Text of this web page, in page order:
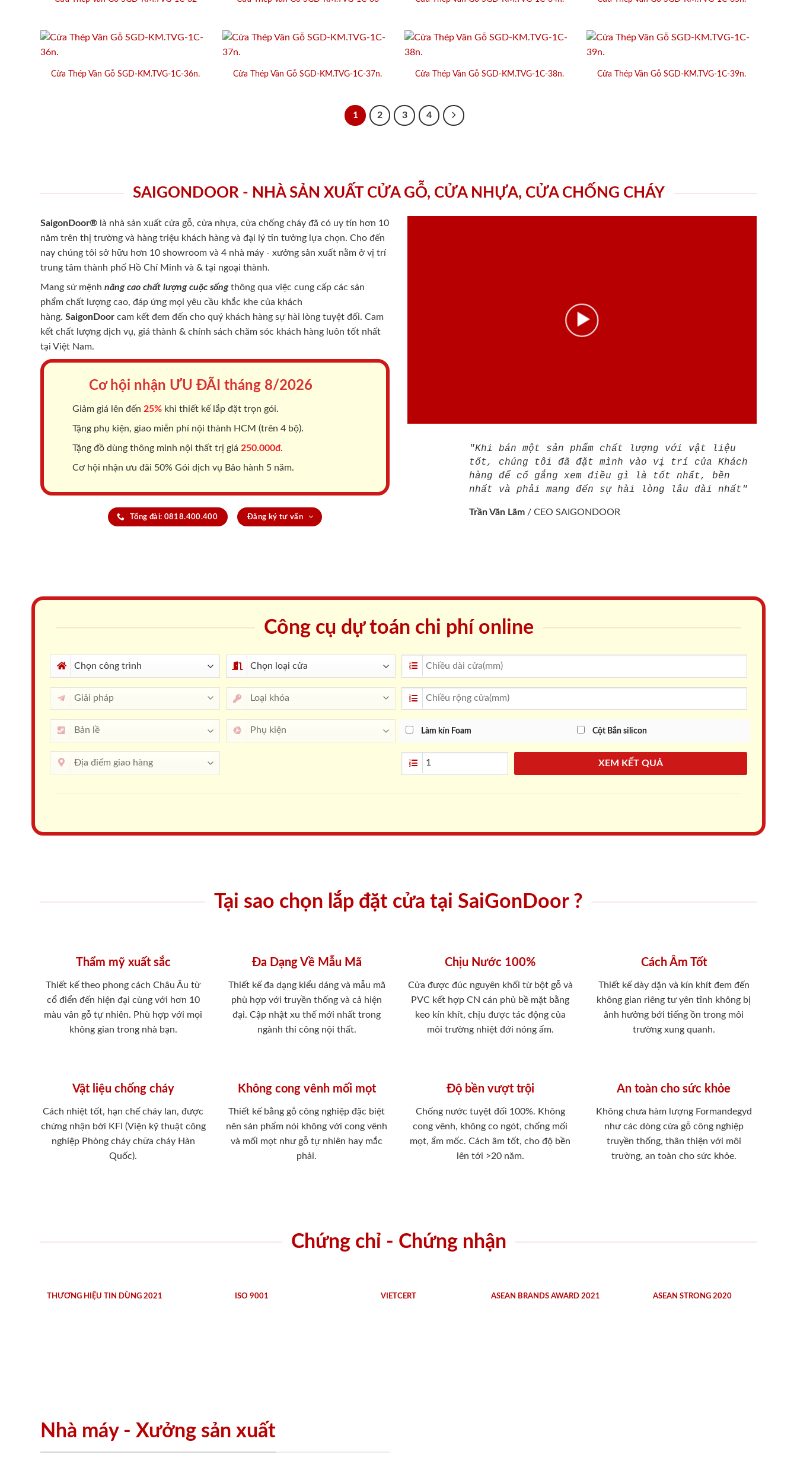
Cửa Thép Vân Gỗ SGD-KM.TVG-1C-36n. Cửa Thép Vân Gỗ SGD-KM.TVG-1C-37n. Cửa Thép Vân Gỗ SGD-KM.TVG-1C-38n. Cửa Thép Vân Gỗ SGD-KM.TVG-1C-39n.
1 2 3 4
SAIGONDOOR - NHÀ SẢN XUẤT CỬA GỖ, CỬA NHỰA, CỬA CHỐNG CHÁY
SaigonDoor® là nhà sản xuất cửa gỗ, cửa nhựa, cửa chống cháy đã có uy tín hơn 10
năm trên thị trường và hàng triệu khách hàng và đại lý tin tưởng lựa chọn. Cho đến
nay chúng tôi sở hữu hơn 10 showroom và 4 nhà máy - xưởng sản xuất nằm ở vị trí
trung tâm thành phố Hồ Chí Minh và & tại ngoại thành.
Mang sứ mệnh nâng cao chất lượng cuộc sốngthông qua việc cung cấp các sản
phẩm chất lượng cao, đáp ứng mọi yêu cầu khắc khe của khách
hàng. SaigonDoor cam kết đem đến cho quý khách hàng sự hài lòng tuyệt đối. Cam
kết chất lượng dịch vụ, giá thành & chính sách chăm sóc khách hàng luôn tốt nhất
tại Việt Nam.
Cơ hội nhận ƯU ĐÃI tháng 8/2026
Giảm giá lên đến 25% khi thiết kế lắp đặt trọn gói.
Tặng phụ kiện, giao miễn phí nội thành HCM (trên 4 bộ).
Tặng đồ dùng thông minh nội thất trị giá 250.000đ.
Cơ hội nhận ưu đãi 50% Gói dịch vụ Bảo hành 5 năm.
Tổng đài: 0818.400.400 Đăng ký tư vấn
"Khi bán một sản phẩm chất lượng với vật liệu
tốt, chúng tôi đã đặt mình vào vị trí của Khách
hàng để cố gắng xem điều gì là tốt nhất, bền
nhất và phải mang đến sự hài lòng lâu dài nhất"
Trần Văn Lãm / CEO SAIGONDOOR
Công cụ dự toán chi phí online
Làm kín Foam Cột Bắn silicon
XEM KẾT QUẢ
Tại sao chọn lắp đặt cửa tại SaiGonDoor ?
Thẩm mỹ xuất sắc
Thiết kế theo phong cách Châu Âu từ
cổ điển đến hiện đại cùng với hơn 10
màu vân gỗ tự nhiên. Phù hợp với mọi
không gian trong nhà bạn.
Đa Dạng Về Mẫu Mã
Thiết kế đa dạng kiểu dáng và mẫu mã
phù hợp với truyền thống và cả hiện
đại. Cập nhật xu thế mới nhất trong
ngành thi công nội thất.
Chịu Nước 100%
Cửa được đúc nguyên khối từ bột gỗ và
PVC kết hợp CN cán phủ bề mặt bằng
keo kín khít, chịu được tác động của
môi trường nhiệt đới nóng ẩm.
Cách Âm Tốt
Thiết kế dày dặn và kín khít đem đến
không gian riêng tư yên tĩnh không bị
ảnh hưởng bới tiếng ồn trong môi
trường xung quanh.
Vật liệu chống cháy
Cách nhiệt tốt, hạn chế cháy lan, được
chứng nhận bởi KFI (Viện kỹ thuật công
nghiệp Phòng cháy chữa cháy Hàn
Quốc).
Không cong vênh mối mọt
Thiết kế bằng gỗ công nghiệp đặc biệt
nên sản phẩm nói không với cong vênh
và mối mọt như gỗ tự nhiên hay mắc
phải.
Độ bền vượt trội
Chống nước tuyệt đối 100%. Không
cong vênh, không co ngót, chống mối
mọt, ẩm mốc. Cách âm tốt, cho độ bền
lên tới >20 năm.
An toàn cho sức khỏe
Không chưa hàm lượng Formandegyd
như các dòng cửa gỗ công nghiệp
truyền thống, thân thiện với môi
trường, an toàn cho sức khỏe.
Chứng chỉ - Chứng nhận
THƯƠNG HIỆU TIN DÙNG 2021 ISO 9001 VIETCERT ASEAN BRANDS AWARD 2021 ASEAN STRONG 2020
Nhà máy - Xưởng sản xuất